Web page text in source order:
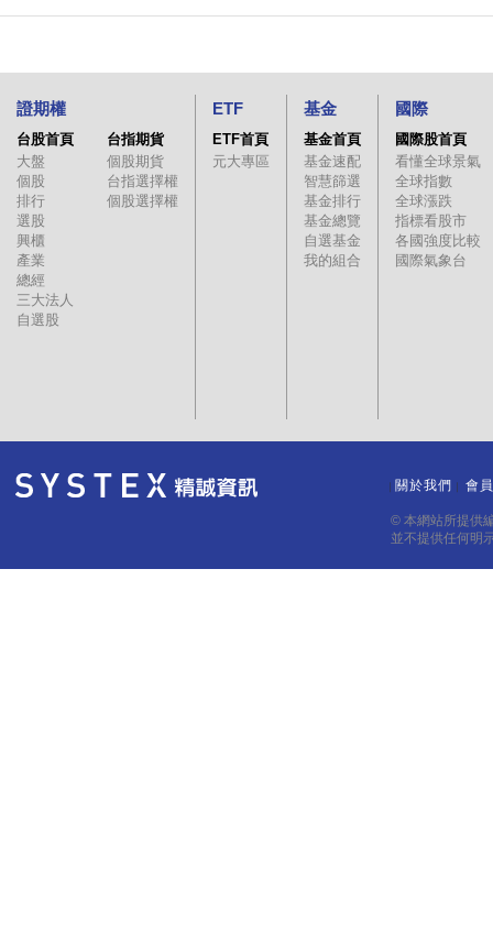
證期權
台股首頁
大盤
個股
排行
選股
興櫃
產業
總經
三大法人
自選股
台指期貨
個股期貨
台指選擇權
個股選擇權
ETF
ETF首頁
元大專區
基金
基金首頁
基金速配
智慧篩選
基金排行
基金總覽
自選基金
我的組合
國際
國際股首頁
看懂全球景氣
全球指數
全球漲跌
指標看股市
各國強度比較
國際氣象台
關於我們 會
© 本網站所提供
並不提供任何明